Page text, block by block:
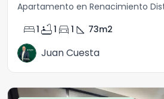
Apartamento en Renacimiento
bed1 bathtub1 directions_car 1 square_foot 73m2
Juan Cuesta